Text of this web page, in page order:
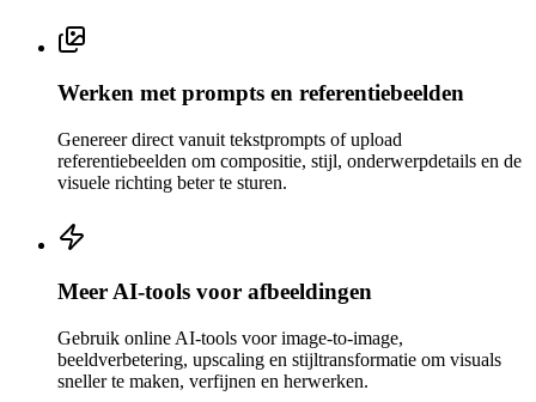
Werken met prompts en referentiebeelden
Genereer direct vanuit tekstprompts of upload
referentiebeelden om compositie, stijl, onderwerpdetails en de
visuele richting beter te sturen.
Meer AI-tools voor afbeeldingen
Gebruik online AI-tools voor image-to-image,
beeldverbetering, upscaling en stijltransformatie om visuals
sneller te maken, verfijnen en herwerken.